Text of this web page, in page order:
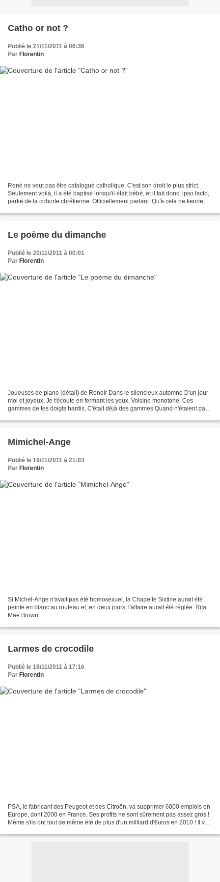
Catho or not ?
Publié le 21/11/2011 à 06:36
Par Florentin
René ne veut pas être catalogué catholique. C'est son droit le plus strict.
Seulement voilà, il a été baptisé lorsqu'il était bébé, et il fait donc, ipso facto,
partie de la cohorte chrétienne. Officiellement parlant. Qu'à cela ne tienne,
Le poème du dimanche
Publié le 20/11/2011 à 00:01
Par Florentin
Joueuses de piano (détail) de Renoir Dans le silencieux automne D'un jour
mol et joyeux, Je t'écoute en fermant les yeux, Voisine monotone. Ces
gammes de tes doigts hardis, C'était déjà des gammes Quand n'étaient pas
Mimichel-Ange
Publié le 19/11/2011 à 21:03
Par Florentin
Si Michel-Ange n'avait pas été homosexuel, la Chapelle Sixtine aurait été
peinte en blanc au rouleau et, en deux jours, l'affaire aurait été réglée. Rita
Mae Brown
Larmes de crocodile
Publié le 18/11/2011 à 17:16
Par Florentin
PSA, le fabricant des Peugeot et des Citroën, va supprimer 6000 emplois en
Europe, dont 2000 en France. Ses profits ne sont sûrement pas assez gros !
Même s'ils ont tout de même été de plus d'un milliard d'€uros en 2010 ! Il va